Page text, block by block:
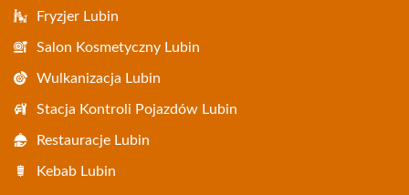
Fryzjer Lubin
Salon Kosmetyczny Lubin
Wulkanizacja Lubin
Stacja Kontroli Pojazdów Lubin
Restauracje Lubin
Kebab Lubin